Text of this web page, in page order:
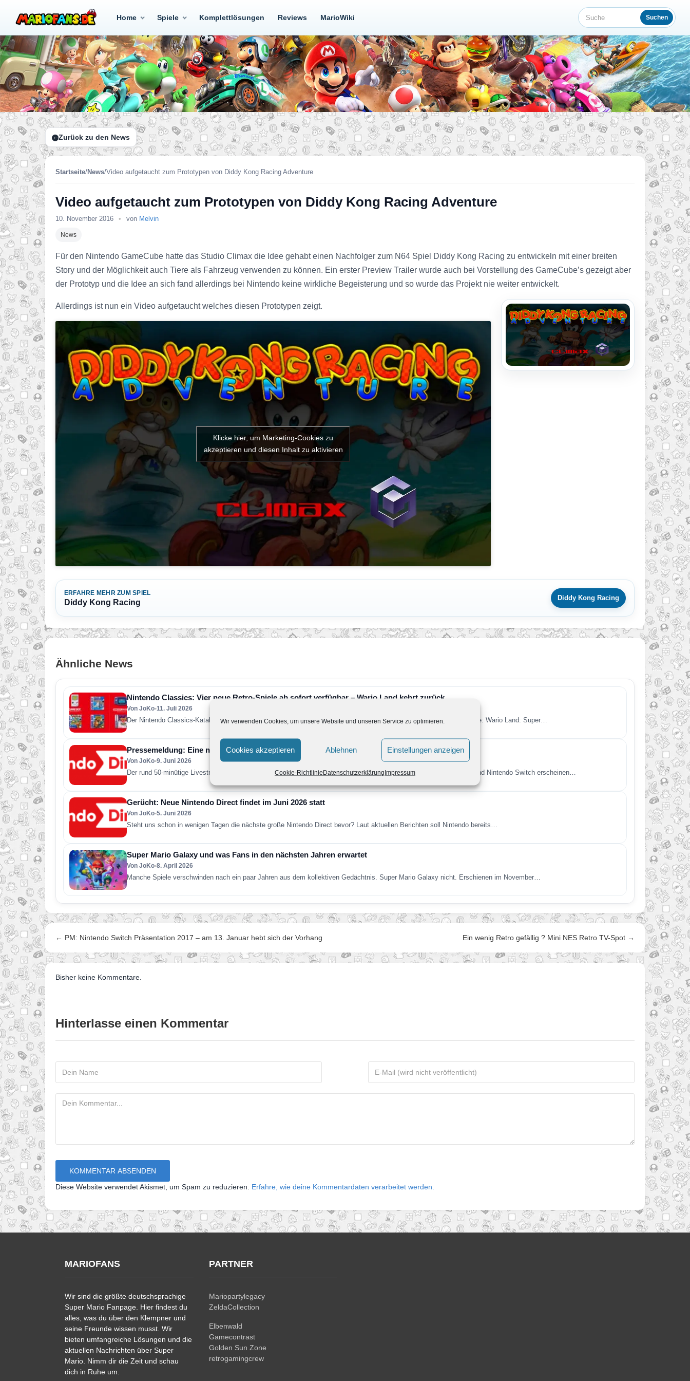
Wir verwenden Cookies, um unsere Website und unseren Service zu optimieren.
Cookies akzeptieren Ablehnen Einstellungen anzeigen
Cookie-RichtlinieDatenschutzerklärungImpressum
Home Spiele Komplettlösungen Reviews MarioWiki Suche Suchen
Zurück zu den News
Startseite/News/Video aufgetaucht zum Prototypen von Diddy Kong Racing Adventure
Video aufgetaucht zum Prototypen von Diddy Kong Racing Adventure
10. November 2016 • von Melvin
News
Für den Nintendo GameCube hatte das Studio Climax die Idee gehabt einen Nachfolger zum N64 Spiel Diddy Kong Racing zu entwickeln mit einer breiten
Story und der Möglichkeit auch Tiere als Fahrzeug verwenden zu können. Ein erster Preview Trailer wurde auch bei Vorstellung des GameCube’s gezeigt aber
der Prototyp und die Idee an sich fand allerdings bei Nintendo keine wirkliche Begeisterung und so wurde das Projekt nie weiter entwickelt.
Allerdings ist nun ein Video aufgetaucht welches diesen Prototypen zeigt.
Klicke hier, um Marketing-Cookies zu
akzeptieren und diesen Inhalt zu aktivieren
ERFAHRE MEHR ZUM SPIEL
Diddy Kong Racing
Diddy Kong Racing
Ähnliche News
Nintendo Classics: Vier neue Retro-Spiele ab sofort verfügbar – Wario Land kehrt zurück
Von JoKo•11. Juli 2026
Der Nintendo Classics-Katalog wurde um vier weitere Retro-Klassiker erweitert. Neu verfügbar sind die folgenden Spiele: Wario Land: Super…
Pressemeldung: Eine neue Nintendo Direct erscheint am Dienstag, den 9. Juni
Von JoKo•9. Juni 2026
Der rund 50-minütige Livestream enthält vorwiegend Informationen zu Spielen, die dieses Jahr für Nintendo Switch 2 und Nintendo Switch erscheinen…
Gerücht: Neue Nintendo Direct findet im Juni 2026 statt
Von JoKo•5. Juni 2026
Steht uns schon in wenigen Tagen die nächste große Nintendo Direct bevor? Laut aktuellen Berichten soll Nintendo bereits…
Super Mario Galaxy und was Fans in den nächsten Jahren erwartet
Von JoKo•8. April 2026
Manche Spiele verschwinden nach ein paar Jahren aus dem kollektiven Gedächtnis. Super Mario Galaxy nicht. Erschienen im November…
← PM: Nintendo Switch Präsentation 2017 – am 13. Januar hebt sich der Vorhang Ein wenig Retro gefällig ? Mini NES Retro TV-Spot →
Bisher keine Kommentare.
Hinterlasse einen Kommentar
Diese Website verwendet Akismet, um Spam zu reduzieren. Erfahre, wie deine Kommentardaten verarbeitet werden.
MARIOFANS
Wir sind die größte deutschsprachige
Super Mario Fanpage. Hier findest du
alles, was du über den Klempner und
seine Freunde wissen musst. Wir
bieten umfangreiche Lösungen und die
aktuellen Nachrichten über Super
Mario. Nimm dir die Zeit und schau
dich in Ruhe um.
PARTNER
Mariopartylegacy
ZeldaCollection
Elbenwald
Gamecontrast
Golden Sun Zone
retrogamingcrew